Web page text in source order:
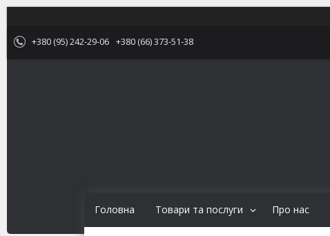
+380 (95) 242-29-06 +380 (66) 373-51-38
Головна Товари та послуги Про нас